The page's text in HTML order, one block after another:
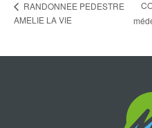
RANDONNEE PEDESTRE
AMELIE LA VIE